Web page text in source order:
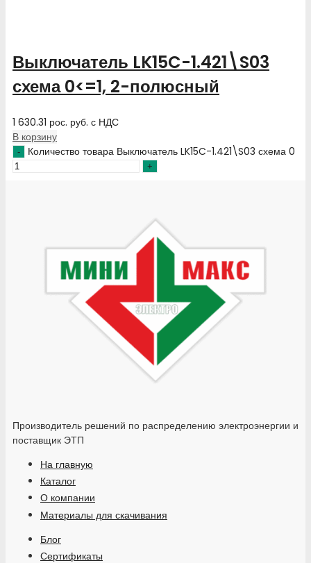
Выключатель LK15C-1.421\S03
схема 0<=1, 2-полюсный
1 630.31 рос. руб. с НДС
В корзину
Количество товара Выключатель LK15C-1.421\S03 схема 0
Производитель решений по распределению электроэнергии и
поставщик ЭТП
На главную
Каталог
О компании
Материалы для скачивания
Блог
Сертификаты